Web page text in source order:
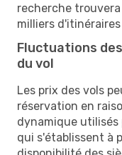
recherche
milliers
Fluctuations
du vol
Les prix des vols
réservation en
dynamique utilisés
qui s'établissent à